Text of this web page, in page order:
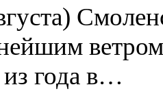
года в…